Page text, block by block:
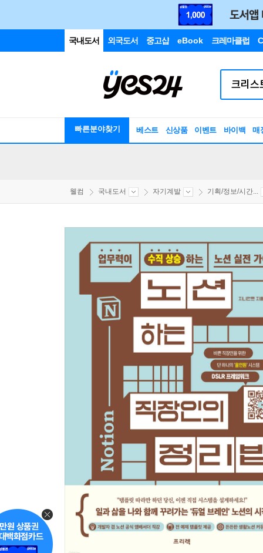
국내도서 외국도서 중고샵 eBook 크레마클럽
빠른분야찾기 베스트 신상품 이벤트 바이백 매
웰컴 국내도서 자기계발 기획/정보/시간...